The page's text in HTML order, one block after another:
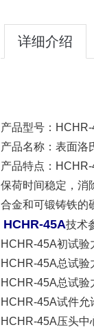
详细介绍
产品型号：HCHR-
产品名称：表面洛
产品特点： HCHR-
保荷时间稳定，消
合金和可锻铸铁的
HCHR-45A技术
HCHR-45A初试验
HCHR-45A总试验
HCHR-45A总试验
HCHR-45A试件允
HCHR-45A压头中